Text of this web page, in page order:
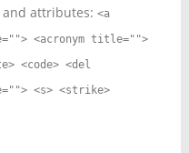
attributes: <a
<acronym title="">
<code> <del
<s> <strike>